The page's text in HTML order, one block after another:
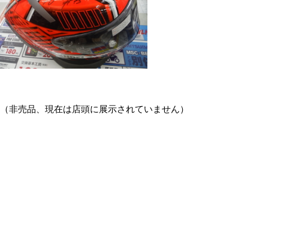
（非売品、現在は店頭に展示されていません）